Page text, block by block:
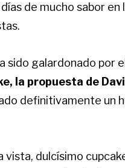
de mucho sabor
sido galardonado por
la propuesta de
definitivamente un
vista, dulcísimo